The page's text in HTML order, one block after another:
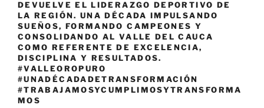
DEVUELVE EL LIDERAZGO DEPORTIVO DE
LA REGIÓN. UNA DÉCADA IMPULSANDO
SUEÑOS, FORMANDO CAMPEONES Y
CONSOLIDANDO AL VALLE DEL CAUCA
COMO REFERENTE DE EXCELENCIA,
DISCIPLINA Y RESULTADOS.
#VALLEOROPURO
#UNADÉCADADETRANSFORMACIÓN
#TRABAJAMOSYCUMPLIMOSYTRANSFORMA
MOS